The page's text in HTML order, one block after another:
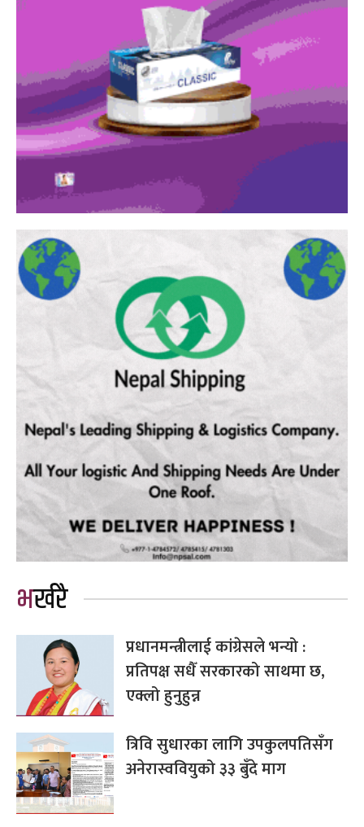
भर्खरै
प्रधानमन्त्रीलाई कांग्रेसले भन्यो :
प्रतिपक्ष सधैँ सरकारको साथमा छ,
एक्लो हुनुहुन्न
त्रिवि सुधारका लागि उपकुलपतिसँग
अनेरास्ववियुको ३३ बुँदे माग